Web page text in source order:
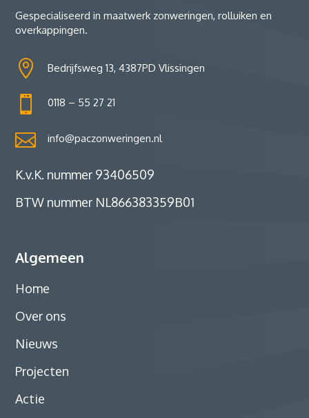
Gespecialiseerd in maatwerk zonweringen, rolluiken en
overkappingen.
 Bedrijfsweg 13, 4387PD Vlissingen
 0118 – 55 27 21
 info@paczonweringen.nl
K.v.K. nummer 93406509
BTW nummer NL866383359B01
Algemeen
Home
Over ons
Nieuws
Projecten
Actie